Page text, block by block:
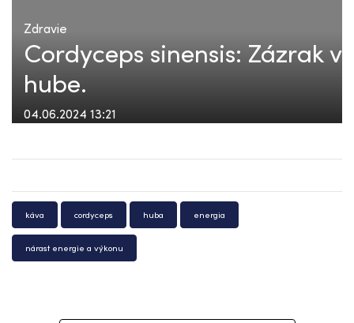
Zdravie
Cordyceps sinensis: Zázrak v
hube.
04.06.2024 13:21
káva cordyceps huba energia
nárast energie a výkonu